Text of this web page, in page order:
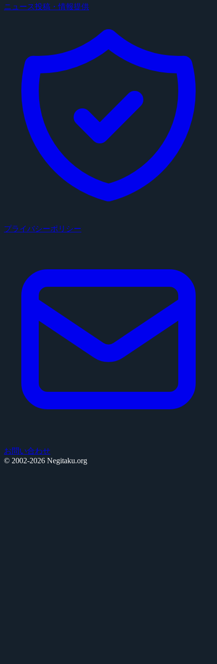
ニュース投稿・情報提供
プライバシーポリシー
お問い合わせ
© 2002-2026 Negitaku.org